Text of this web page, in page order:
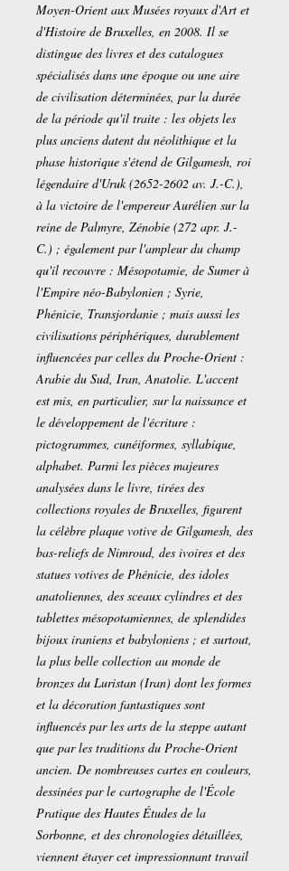
Moyen-Orient aux Musées royaux d'Art et
d'Histoire de Bruxelles, en 2008. Il se
distingue des livres et des catalogues
spécialisés dans une époque ou une aire
de civilisation déterminées, par la durée
de la période qu'il traite : les objets les
plus anciens datent du néolithique et la
phase historique s'étend de Gilgamesh, roi
légendaire d'Uruk (2652-2602 av. J.-C.),
à la victoire de l'empereur Aurélien sur la
reine de Palmyre, Zénobie (272 apr. J.-
C.) ; également par l'ampleur du champ
qu'il recouvre : Mésopotamie, de Sumer à
l'Empire néo-Babylonien ; Syrie,
Phénicie, Transjordanie ; mais aussi les
civilisations périphériques, durablement
influencées par celles du Proche-Orient :
Arabie du Sud, Iran, Anatolie. L'accent
est mis, en particulier, sur la naissance et
le développement de l'écriture :
pictogrammes, cunéiformes, syllabique,
alphabet. Parmi les pièces majeures
analysées dans le livre, tirées des
collections royales de Bruxelles, figurent
la célèbre plaque votive de Gilgamesh, des
bas-reliefs de Nimroud, des ivoires et des
statues votives de Phénicie, des idoles
anatoliennes, des sceaux cylindres et des
tablettes mésopotamiennes, de splendides
bijoux iraniens et babyloniens ; et surtout,
la plus belle collection au monde de
bronzes du Luristan (Iran) dont les formes
et la décoration fantastiques sont
influencés par les arts de la steppe autant
que par les traditions du Proche-Orient
ancien. De nombreuses cartes en couleurs,
dessinées par le cartographe de l'École
Pratique des Hautes Études de la
Sorbonne, et des chronologies détaillées,
viennent étayer cet impressionnant travail